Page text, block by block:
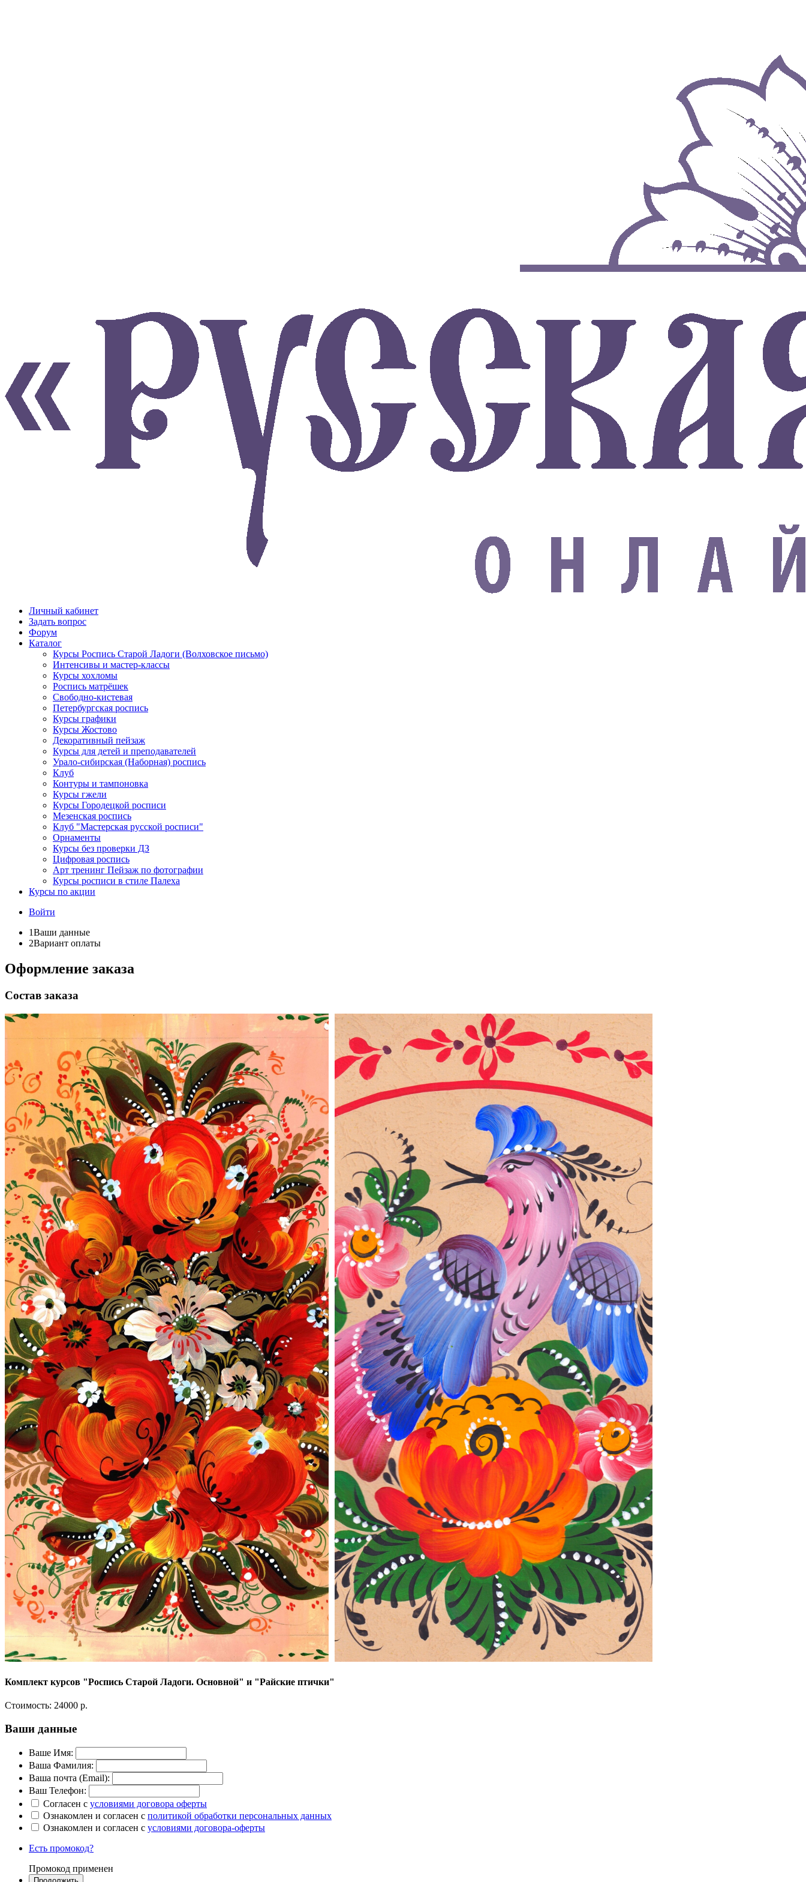
Личный кабинет
Задать вопрос
Форум
Каталог
Курсы Роспись Старой Ладоги (Волховское письмо)
Интенсивы и мастер-классы
Курсы хохломы
Роспись матрёшек
Свободно-кистевая
Петербургская роспись
Курсы графики
Курсы Жостово
Декоративный пейзаж
Курсы для детей и преподавателей
Урало-сибирская (Наборная) роспись
Клуб
Контуры и тампоновка
Курсы гжели
Курсы Городецкой росписи
Мезенская роспись
Клуб "Мастерская русской росписи"
Орнаменты
Курсы без проверки ДЗ
Цифровая роспись
Арт тренинг Пейзаж по фотографии
Курсы росписи в стиле Палеха
Курсы по акции
Войти
1Ваши данные
2Вариант оплаты
Оформление заказа
Состав заказа
Комплект курсов "Роспись Старой Ладоги. Основной" и "Райские птички"
Стоимость: 24000 р.
Ваши данные
Ваше Имя:
Ваша Фамилия:
Ваша почта (Email):
Ваш Телефон:
Согласен с условиями договора оферты
Ознакомлен и согласен с политикой обработки персональных данных
Ознакомлен и согласен с условиями договора-оферты
Есть промокод?
Промокод применен